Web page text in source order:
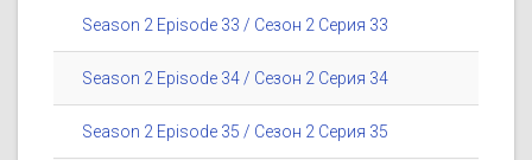
Season 2 Episode 33 / Сезон 2 Серия 33
Season 2 Episode 34 / Сезон 2 Серия 34
Season 2 Episode 35 / Сезон 2 Серия 35